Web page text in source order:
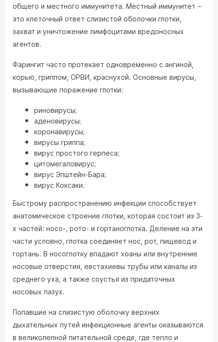
общего и местного иммунитета. Местный иммунитет –
это клеточный ответ слизистой оболочки глотки,
захват и уничтожение лимфоцитами вредоносных
агентов.
Фарингит часто протекает одновременно с ангиной,
корью, гриппом, ОРВИ, краснухой. Основные вирусы,
вызывающие поражение глотки:
риновирусы;
аденовирусы;
коронавирусы;
вирусы гриппа;
вирус простого герпеса;
цитомегаловирус;
вирус Эпштейн-Бара;
вирус Коксаки.
Быстрому распространению инфекции способствует
анатомическое строение глотки, которая состоит из 3-
х частей: носо-, рото- и гортаноглотка. Деление на эти
части условно, глотка соединяет нос, рот, пищевод и
гортань. В носоглотку впадают хоаны или внутренние
носовые отверстия, евстахиевы трубы или каналы из
среднего уха, а также соустья из придаточных
носовых пазух.
Попавшие на слизистую оболочку верхних
дыхательных путей инфекционные агенты оказываются
в великолепной питательной среде, где тепло и